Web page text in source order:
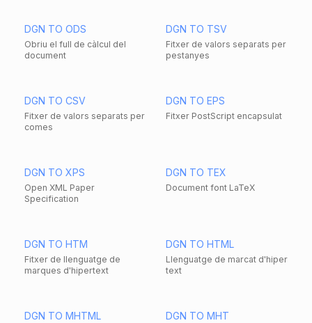
DGN TO ODS
Obriu el full de càlcul del
document
DGN TO TSV
Fitxer de valors separats per
pestanyes
DGN TO CSV
Fitxer de valors separats per
comes
DGN TO EPS
Fitxer PostScript encapsulat
DGN TO XPS
Open XML Paper
Specification
DGN TO TEX
Document font LaTeX
DGN TO HTM
Fitxer de llenguatge de
marques d'hipertext
DGN TO HTML
Llenguatge de marcat d'hiper
text
DGN TO MHTML DGN TO MHT